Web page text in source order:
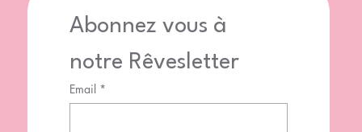
Abonnez vous à
notre Rêvesletter
Email *